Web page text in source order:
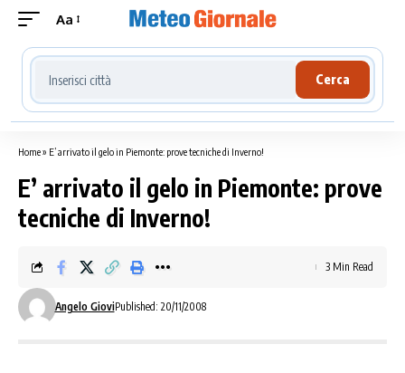
Aa
Cerca località meteo
Cerca
Home» E’ arrivato il gelo in Piemonte: prove tecniche di Inverno!
E’ arrivato il gelo in Piemonte: prove
tecniche di Inverno!
Angelo GioviPublished: 20/11/2008
3 Min Read